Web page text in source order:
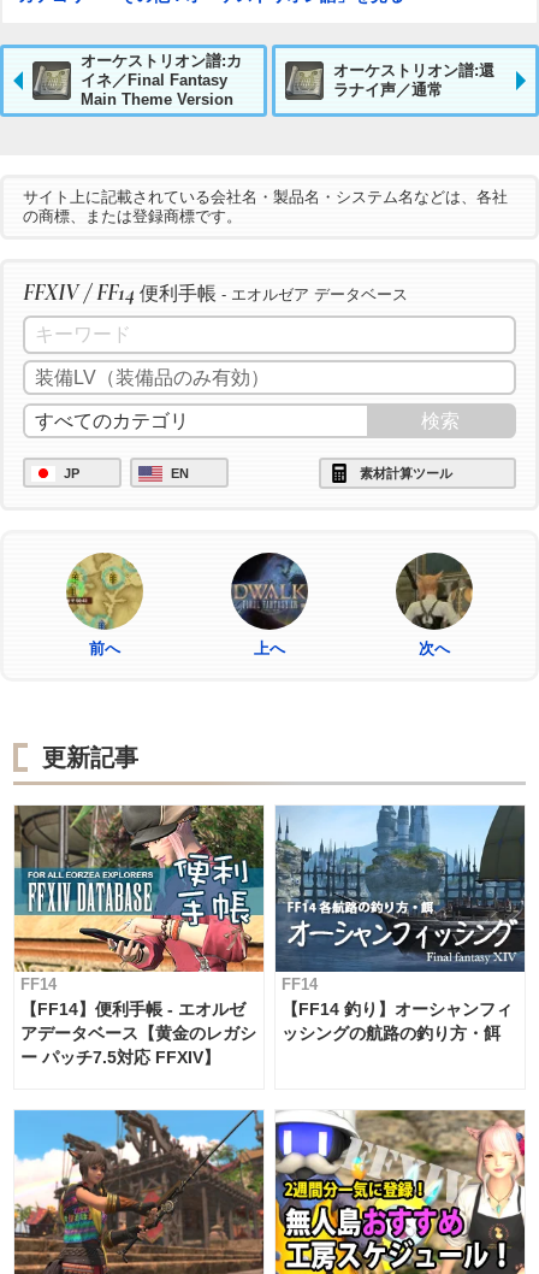
オーケストリオン譜:カ
イネ／Final Fantasy
Main Theme Version
オーケストリオン譜:還
ラナイ声／通常
サイト上に記載されている会社名・製品名・システム名などは、各社
の商標、または登録商標です。
FFXIV / FF14 便利手帳 - エオルゼア データベース
JP EN 素材計算ツール
前へ 上へ 次へ
更新記事
FF14
【FF14】便利手帳 - エオルゼ
アデータベース【黄金のレガシ
ー パッチ7.5対応 FFXIV】
FF14
【FF14 釣り】オーシャンフィ
ッシングの航路の釣り方・餌